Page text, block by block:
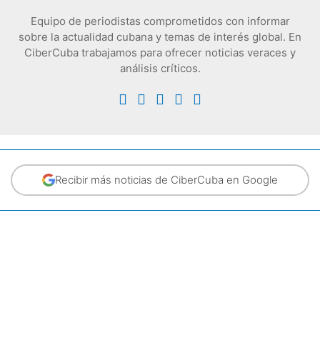
Equipo de periodistas comprometidos con informar
sobre la actualidad cubana y temas de interés global. En
CiberCuba trabajamos para ofrecer noticias veraces y
análisis críticos.
Recibir más noticias de CiberCuba en Google